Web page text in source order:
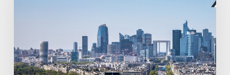
consultation
pour
l’entretien
et